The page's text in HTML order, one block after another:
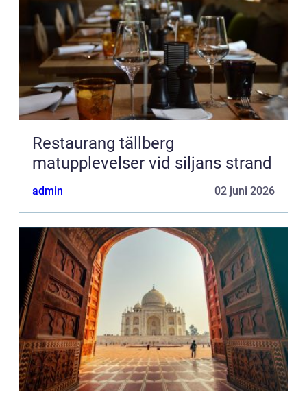
Restaurang tällberg
matupplevelser vid siljans strand
admin 02 juni 2026